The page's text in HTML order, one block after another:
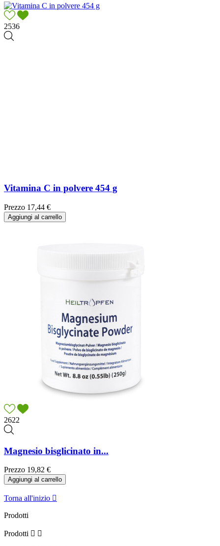
2536
Vitamina C in polvere 454 g
Prezzo 17,44 €
Aggiungi al carrello
2622
Magnesio bisglicinato in...
Prezzo 19,82 €
Aggiungi al carrello
Torna all'inizio 
Prodotti
Prodotti  